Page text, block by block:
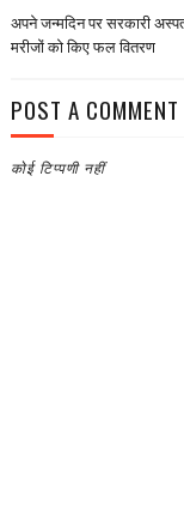
अपने जन्मदिन पर सरकारी
मरीजों को किए फल वितरण
POST A COMMENT
कोई टिप्पणी नहीं